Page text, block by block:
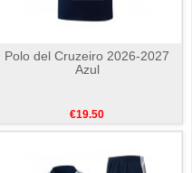
Polo del Cruzeiro 2026-2027
Azul
€19.50